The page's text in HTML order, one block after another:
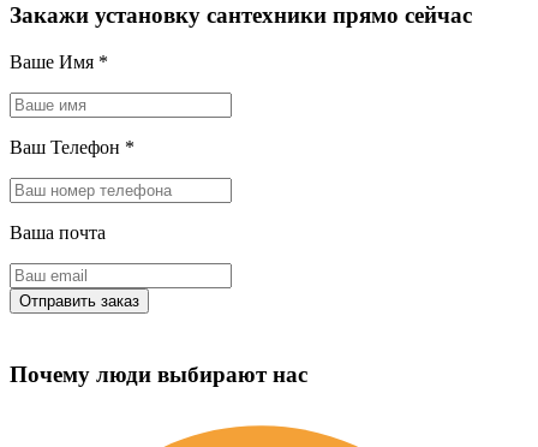
Закажи установку сантехники прямо сейчас
Ваше Имя *
Ваш Телефон *
Ваша почта
Почему люди выбирают нас